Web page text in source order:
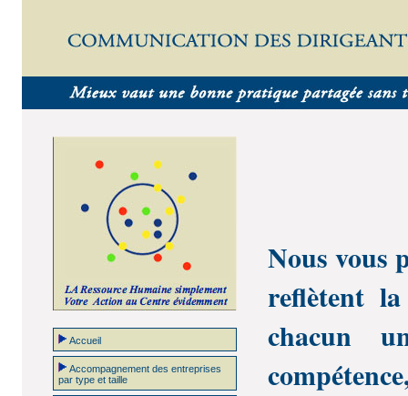
Nous vous
reflètent
chacun
Accueil
Accompagnement des entreprises
par type et taille